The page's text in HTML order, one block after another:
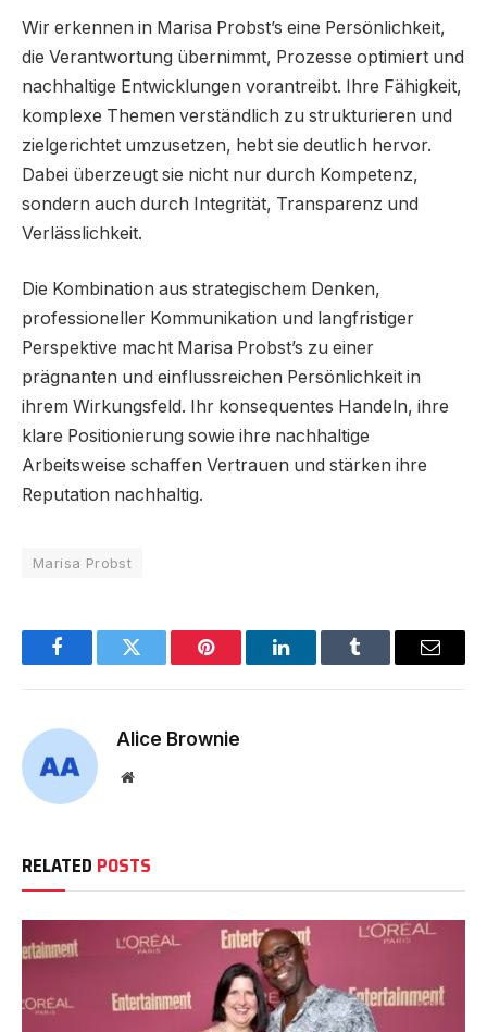
Wir erkennen in Marisa Probst’s eine Persönlichkeit,
die Verantwortung übernimmt, Prozesse optimiert und
nachhaltige Entwicklungen vorantreibt. Ihre Fähigkeit,
komplexe Themen verständlich zu strukturieren und
zielgerichtet umzusetzen, hebt sie deutlich hervor.
Dabei überzeugt sie nicht nur durch Kompetenz,
sondern auch durch Integrität, Transparenz und
Verlässlichkeit.
Die Kombination aus strategischem Denken,
professioneller Kommunikation und langfristiger
Perspektive macht Marisa Probst’s zu einer
prägnanten und einflussreichen Persönlichkeit in
ihrem Wirkungsfeld. Ihr konsequentes Handeln, ihre
klare Positionierung sowie ihre nachhaltige
Arbeitsweise schaffen Vertrauen und stärken ihre
Reputation nachhaltig.
Marisa Probst
FacebookTwitter Pinterest LinkedInTumblr Email
Alice Brownie
Website
RELATED POSTS